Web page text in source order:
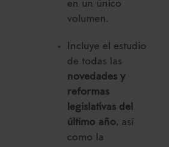
en un único
volumen.
Incluye el estudio
de todas las
novedades y
reformas
legislativas del
último año, así
como la